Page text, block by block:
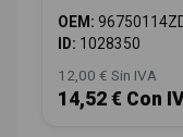
OEM:
ID: 1028350
12,00 € Sin IVA
14,52 € Con